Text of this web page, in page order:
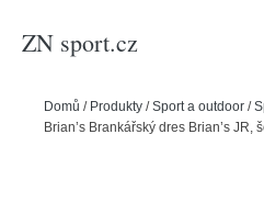
ZN sport.cz
Domů / Produkty /Sport a outdoor /
Brian’s Brankářský dres Brian’s JR,